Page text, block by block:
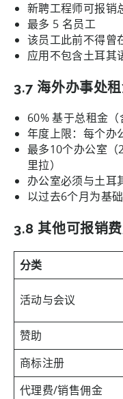
新聘工程师可报销
最多 5 名员工
该员工此前不得曾
应用不包含土耳其
3.7 海外办事处
60% 基于总租金
年度上限：每个办
最多10个办公室
里拉）
办公室必须与土耳
以过去6个月为基
3.8 其他可报销
分类
活动与会议
赞助
商标注册
代理费/销售佣金